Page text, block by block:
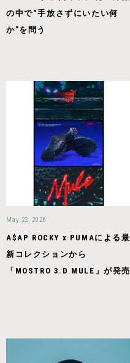
の中で“手放さずにいたい何
か”を問う
May 22, 2026
A$AP ROCKY x PUMAによる最
新コレクションから
「MOSTRO 3.D MULE」が発売